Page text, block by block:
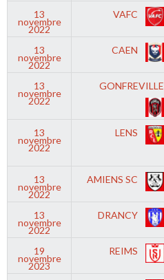
13
novembre
2022
VAFC
13
novembre
2022
CAEN
13
novembre
2022
GONFREVILLE
13
novembre
2022
LENS
13
novembre
2022
AMIENS SC
13
novembre
2022
DRANCY
19
novembre
2023
REIMS